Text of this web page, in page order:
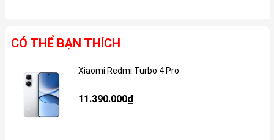
CÓ THỂ BẠN THÍCH
Xiaomi Redmi Turbo 4 Pro
11.390.000₫